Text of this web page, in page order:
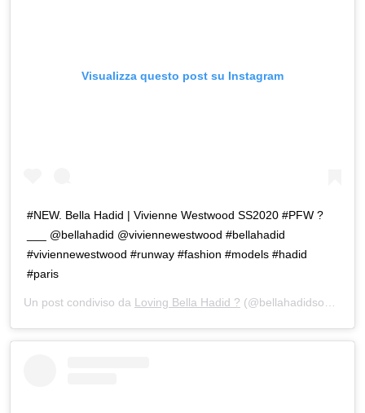
Visualizza questo post su Instagram
#NEW. Bella Hadid | Vivienne Westwood SS2020 #PFW ?
___ @bellahadid @viviennewestwood #bellahadid
#viviennewestwood #runway #fashion #models #hadid
#paris
Un post condiviso da Loving Bella Hadid ? (@bellahadidsource.ita) in data: